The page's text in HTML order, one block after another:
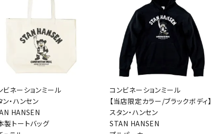
ビネーションミール
ン・ハンセン
HANSEN
製トートバッグ
コンビネーションミール
【当店限定カラー/ブラックボディ】
スタン・ハンセン
STAN HANSEN